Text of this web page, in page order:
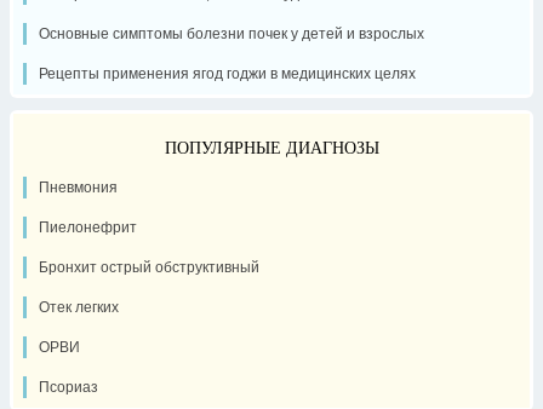
Основные симптомы болезни почек у детей и взрослых
Рецепты применения ягод годжи в медицинских целях
ПОПУЛЯРНЫЕ ДИАГНОЗЫ
Пневмония
Пиелонефрит
Бронхит острый обструктивный
Отек легких
ОРВИ
Псориаз